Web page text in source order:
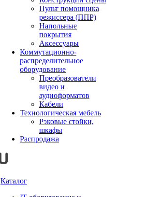
Пульт помощника
режиссера (ППР)
Напольные
покрытия
Аксессуары
Коммутационно-
распределительное
оборудование
Преобразователи
видео и
аудиоформатов
Кабели
Технологическая мебель
Рэковые стойки,
шкафы
Распродажа
Каталог